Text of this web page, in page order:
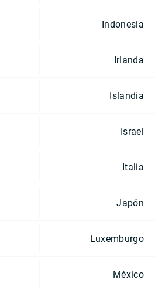
Indonesia
Irlanda
Islandia
Israel
Italia
Japón
Luxemburgo
México